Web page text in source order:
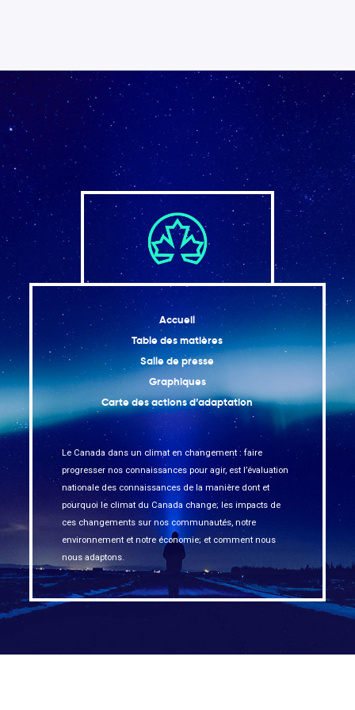
Accueil
Table des matières
Salle de presse
Graphiques
Carte des actions d’adaptation
Le Canada dans un climat en changement : faire
progresser nos connaissances pour agir, est l’évaluation
nationale des connaissances de la manière dont et
pourquoi le climat du Canada change; les impacts de
ces changements sur nos communautés, notre
environnement et notre économie; et comment nous
nous adaptons.
affectés par les changements climatiques
2.10
Le tourisme et les secteurs financiers
ressentent les impacts des changements
climatiques
2.11 Aller de l’avant
2.12
Conclusion
Références